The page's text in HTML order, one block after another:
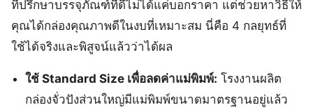
ที่ปรึกษาบรรจุภัณฑ์ที่ดีไม่ได้แค่บอกราคา แต่ช่วยหาวิธีให้
คุณได้กล่องคุณภาพดีในงบที่เหมาะสม นี่คือ 4 กลยุทธ์ที่
ใช้ได้จริงและพิสูจน์แล้วว่าได้ผล
ใช้ Standard Size เพื่อลดค่าแม่พิมพ์: โรงงานผลิต
กล่องจั่วปังส่วนใหญ่มีแม่พิมพ์ขนาดมาตรฐานอยู่แล้ว